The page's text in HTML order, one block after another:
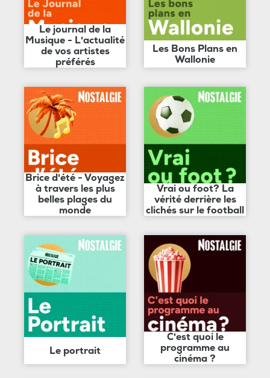
Le journal de la
Musique - L'actualité
de vos artistes
préférés
Les Bons Plans en
Wallonie
Brice d'été - Voyagez
à travers les plus
belles plages du
monde
Vrai ou foot? La
vérité derrière les
clichés sur le football
Le portrait
C'est quoi le
programme au
cinéma ?